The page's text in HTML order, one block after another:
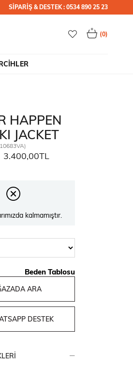
SİPARİŞ & DESTEK : 0534 890 25 23
0
HAPPEN
JACKET
3.400,00TL
kalmamıştır.
Beden Tablosu
ARA
DESTEK